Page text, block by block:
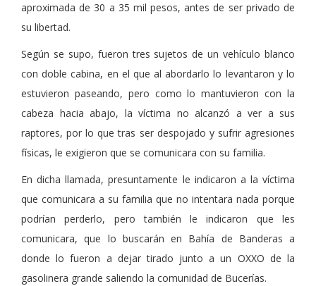
aproximada de 30 a 35 mil pesos, antes de ser privado de
su libertad.
Según se supo, fueron tres sujetos de un vehículo blanco
con doble cabina, en el que al abordarlo lo levantaron y lo
estuvieron paseando, pero como lo mantuvieron con la
cabeza hacia abajo, la víctima no alcanzó a ver a sus
raptores, por lo que tras ser despojado y sufrir agresiones
físicas, le exigieron que se comunicara con su familia.
En dicha llamada, presuntamente le indicaron a la víctima
que comunicara a su familia que no intentara nada porque
podrían perderlo, pero también le indicaron que les
comunicara, que lo buscarán en Bahía de Banderas a
donde lo fueron a dejar tirado junto a un OXXO de la
gasolinera grande saliendo la comunidad de Bucerías.